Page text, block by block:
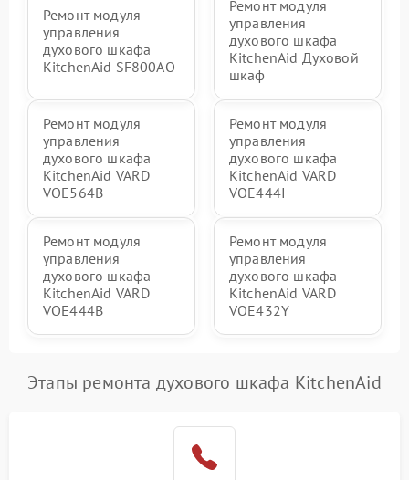
Ремонт модуля
управления
духового шкафа
KitchenAid SF800AO
Ремонт модуля
управления
духового шкафа
KitchenAid Духовой
шкаф
Ремонт модуля
управления
духового шкафа
KitchenAid VARD
VOE564B
Ремонт модуля
управления
духового шкафа
KitchenAid VARD
VOE444I
Ремонт модуля
управления
духового шкафа
KitchenAid VARD
VOE444B
Ремонт модуля
управления
духового шкафа
KitchenAid VARD
VOE432Y
Этапы ремонта духового шкафа KitchenAid